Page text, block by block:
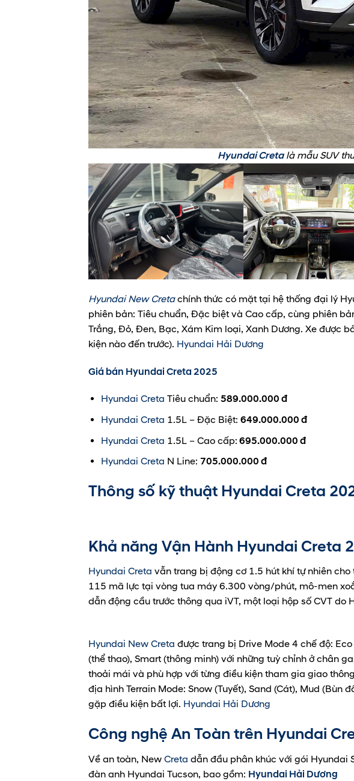
Hyundai Cretalà mẫu SUV
Hyundai New Cretachính thức có mặt tại hệ thống đại lý
phiên bản: Tiêu chuẩn, Đặc biệt và Cao cấp, cùng phiên
Trắng, Đỏ, Đen, Bạc, Xám Kim loại, Xanh Dương. Xe được
kiện nào đến trước). Hyundai Hải Dương
Giá bán Hyundai Creta 2025
Hyundai Creta Tiêu chuẩn: 589.000.000 đ
Hyundai Creta 1.5L – Đặc Biệt: 649.000.000 đ
Hyundai Creta 1.5L – Cao cấp: 695.000.000 đ
Hyundai Creta N Line: 705.000.000 đ
Thông số kỹ thuật Hyundai Creta
Khả năng Vận Hành Hyundai Creta
Hyundai Creta vẫn trang bị động cơ 1.5 hút khí tự nhiên
115 mã lực tại vòng tua máy 6.300 vòng/phút, mô-men
dẫn động cầu trước thông qua iVT, một loại hộp số CVT do
Hyundai New Creta được trang bị Drive Mode 4 chế độ:
(thể thao), Smart (thông minh) với những tuỳ chỉnh ở chân
thoải mái và phù hợp với từng điều kiện tham gia giao
địa hình Terrain Mode: Snow (Tuyết), Sand (Cát), Mud
gặp điều kiện bất lợi. Hyundai Hải Dương
Công nghệ An Toàn trên Hyundai
Về an toàn, New Creta dẫn đầu phân khúc với gói Hyundai
đàn anh Hyundai Tucson, bao gồm: Hyundai Hải Dương